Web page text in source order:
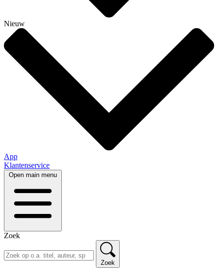
Nieuw
App
Klantenservice
Open main menu
Zoek
Zoek